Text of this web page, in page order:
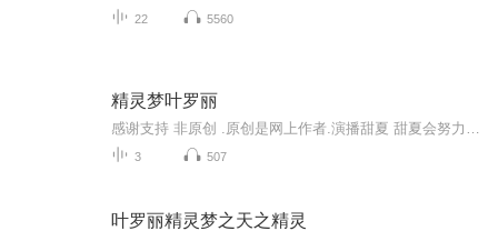
22 5560
精灵梦叶罗丽
3 507
叶罗丽精灵梦之天之精灵